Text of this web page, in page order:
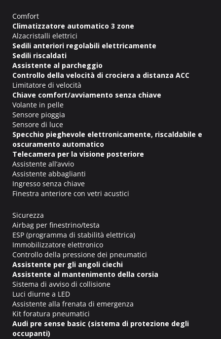
Comfort
Climatizzatore automatico 3 zone
Alzacristalli elettrici
Sedili anteriori regolabili elettricamente
Sedili riscaldati
Assistente al parcheggio
Controllo della velocità di crociera a distanza ACC
Limitatore di velocità
Chiave comfort/avviamento senza chiave
Volante in pelle
Sensore pioggia
Sensore di luce
Specchio pieghevole elettronicamente, riscaldabile e
oscuramento automatico
Telecamera per la visione posteriore
Assistente all’avvio
Assistente abbaglianti
Ingresso senza chiave
Finestra anteriore con vetri acustici
Sicurezza
Airbag per finestrino/testa
ESP (programma di stabilità elettrica)
Immobilizzatore elettronico
Controllo della pressione dei pneumatici
Assistente per gli angoli ciechi
Assistente al mantenimento della corsia
Sistema di avviso di collisione
Luci diurne a LED
Assistente alla frenata di emergenza
Kit foratura pneumatici
Audi pre sense basic (sistema di protezione degli
occupanti)